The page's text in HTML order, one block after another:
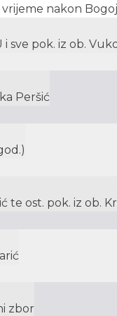
vrijeme nakon
i sve pok. iz ob.
Peršić
te ost. pok. iz ob.
zbor